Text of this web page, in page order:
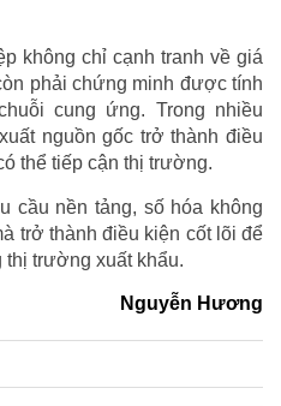
không chỉ cạnh tranh về giá
phải chứng minh được tính
cung ứng. Trong nhiều
nguồn gốc trở thành điều
thể tiếp cận thị trường.
cầu nền tảng, số hóa không
trở thành điều kiện cốt lõi để
trường xuất khẩu.
Nguyễn Hương